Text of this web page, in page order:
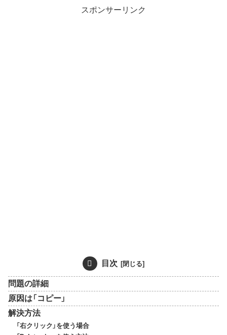
スポンサーリンク
目次
問題の詳細
原因は「コピー」
解決方法
「右クリック」を使う場合